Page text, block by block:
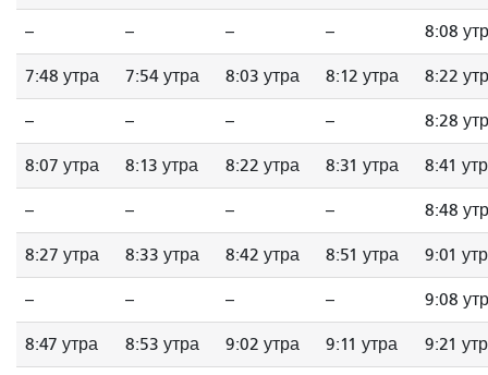
-- -- -- -- 8:08
7:48 утра 7:54 утра 8:03 утра 8:12 утра 8:22
-- -- -- -- 8:28
8:07 утра 8:13 утра 8:22 утра 8:31 утра 8:41
-- -- -- -- 8:48
8:27 утра 8:33 утра 8:42 утра 8:51 утра 9:01
-- -- -- -- 9:08
8:47 утра 8:53 утра 9:02 утра 9:11 утра 9:21